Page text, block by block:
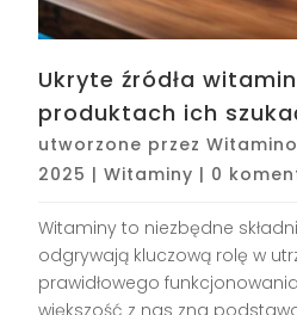
Ukryte źródła
produktach ich
utworzone przez
2025 |Witaminy | 0
Witaminy to niezbędne
odgrywają kluczową rolę w
prawidłowego
większość z nas zna